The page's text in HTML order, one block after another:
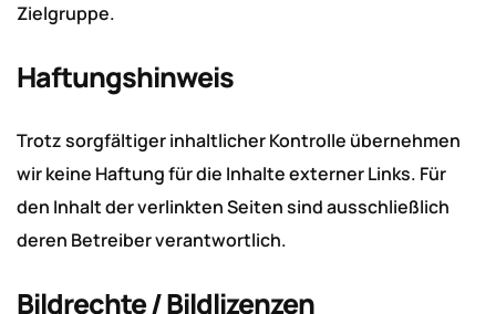
Zielgruppe.
Haftungshinweis
Trotz sorgfältiger inhaltlicher Kontrolle übernehmen
wir keine Haftung für die Inhalte externer Links. Für
den Inhalt der verlinkten Seiten sind ausschließlich
deren Betreiber verantwortlich.
Bildrechte / Bildlizenzen